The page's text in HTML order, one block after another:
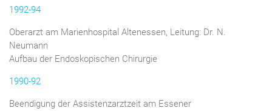
1992-94
Oberarzt am Marienhospital Altenessen, Leitung: Dr. N.
Neumann
Aufbau der Endoskopischen Chirurgie
1990-92
Beendigung der Assistenzarztzeit am Essener